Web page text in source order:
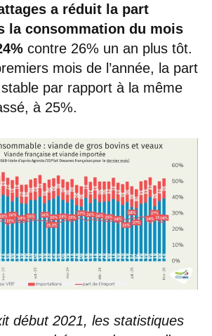
a réduit la part
la consommation du mois
contre 26% un an plus tôt.
mois de l’année, la part
par rapport à la même
à 25%.
début 2021, les statistiques